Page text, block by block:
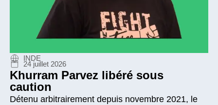
INDE
24 juillet 2026
Khurram Parvez libéré sous
caution
Détenu arbitrairement depuis novembre 2021, le